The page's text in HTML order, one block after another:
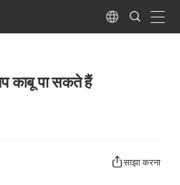
Language
Search
Submit
काबू पा सकते हैं
साझा करना